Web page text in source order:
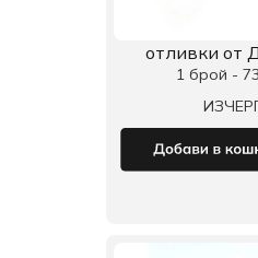
отливки от
1 брой -